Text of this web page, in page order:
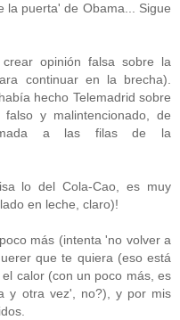
la puerta' de Obama... Sigue
opinión falsa sobre la
continuar en la brecha).
hecho Telemadrid sobre
falso y malintencionado, de
a las filas de la
lo del Cola-Cao, es muy
en leche, claro)!
más (intenta 'no volver a
que te quiera (eso está
calor (con un poco más, es
y otra vez', no?), y por mis